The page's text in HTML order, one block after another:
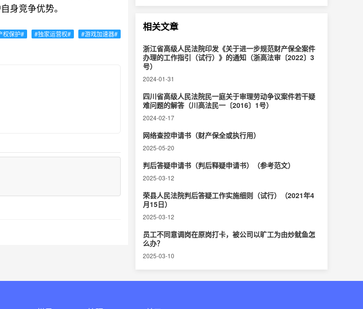
身竞争优势。
权保护# #独家运营权#
#游戏加速器#
相关文章
浙江省高级人民法院印发《关于进一步规范财产保全案件
办理的工作指引（试行）》的通知（浙高法审〔2022〕3
号）
2024-01-31
四川省高级人民法院民一庭关于审理劳动争议案件若干疑
难问题的解答（川高法民一〔2016〕1号）
2024-02-17
网络查控申请书（财产保全或执行用）
2025-05-20
判后答疑申请书（判后释疑申请书）（参考范文）
2025-03-12
荣县人民法院判后答疑工作实施细则（试行）（2021年4
月15日）
2025-03-12
员工不同意调岗在原岗打卡，被公司以旷工为由炒鱿鱼怎
么办？
2025-03-10